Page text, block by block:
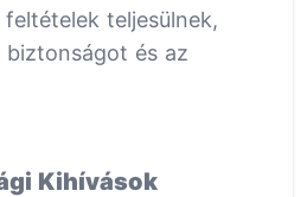
teljesülnek,
és az
Kihívások